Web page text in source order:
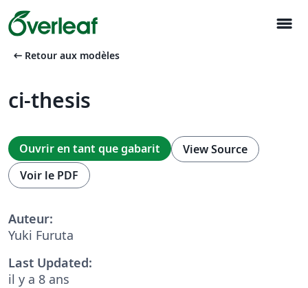
menu
arrow_left_alt Retour aux modèles
ci-thesis
Ouvrir en tant que gabarit
View Source
Voir le PDF
Auteur:
Yuki Furuta
Last Updated:
il y a 8 ans